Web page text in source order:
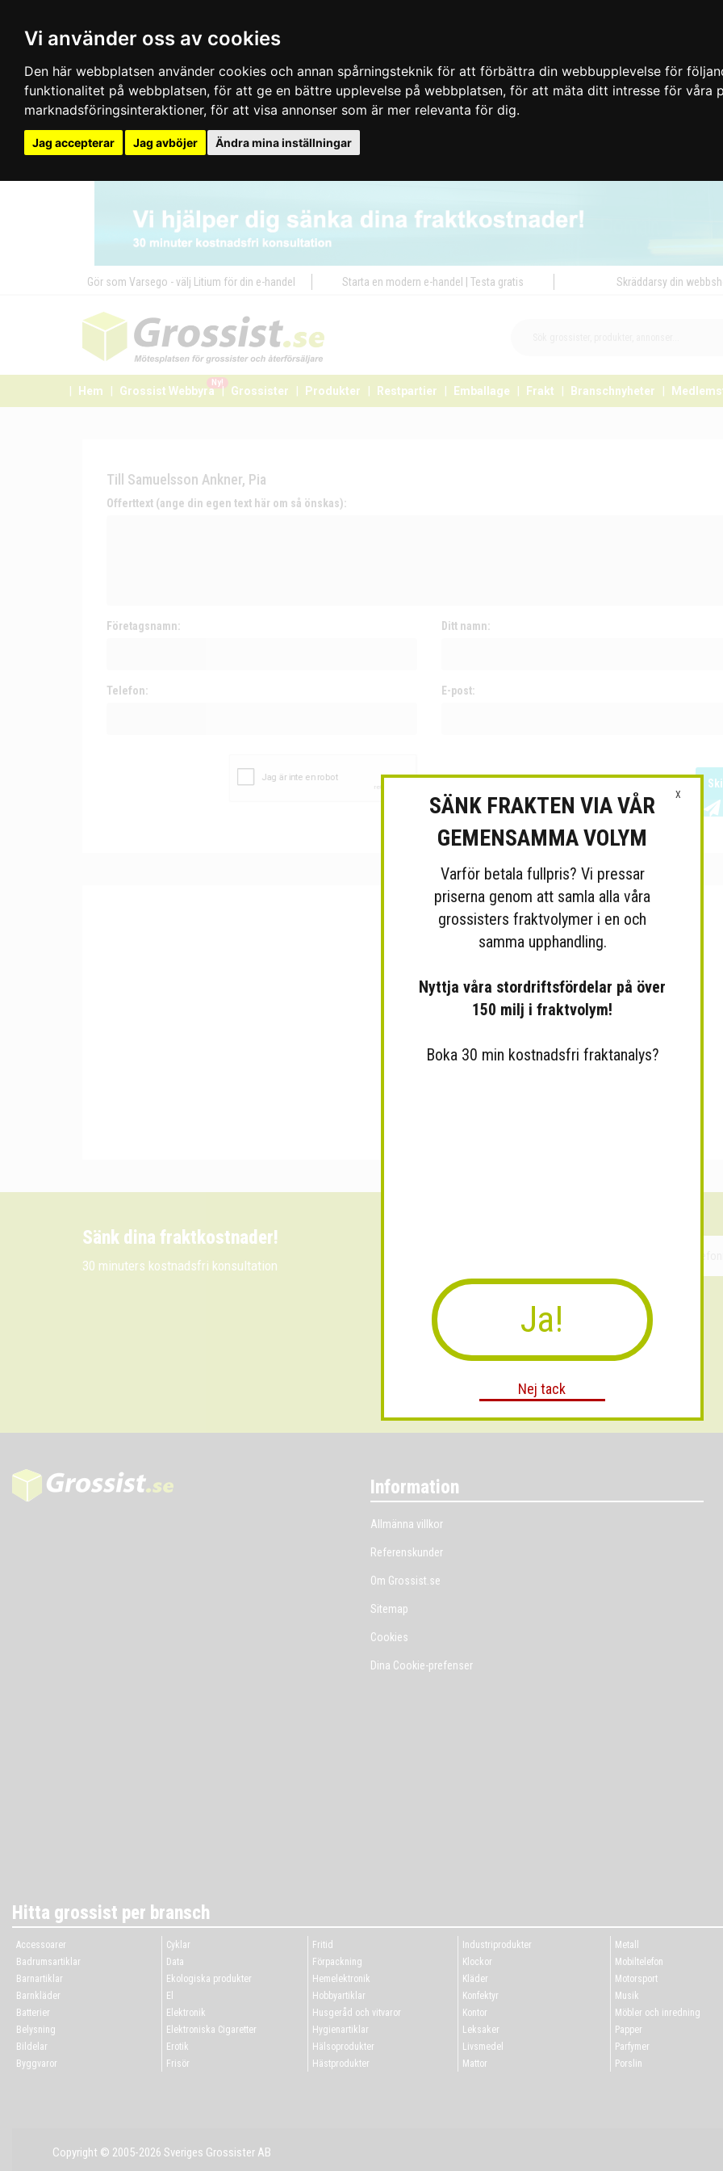
Vi använder oss av cookies
Den här webbplatsen använder cookies och annan spårningsteknik för att förbättra din webbupplevelse för
funktionalitet på webbplatsen, för att ge en bättre upplevelse på webbplatsen, för att mäta ditt intresse för våra
marknadsföringsinteraktioner, för att visa annonser som är mer relevanta för dig.
Jag accepterar Jag avböjer Ändra mina inställningar
Gör som Varsego - välj Litium för din e-handel Starta en modern e-handel | Testa gratis Skräddarsy din
Hem Grossist Webbyrå
Ny!
Grossister Produkter Restpartier Emballage Frakt Branschnyheter
Till Samuelsson Ankner, Pia
Offerttext (ange din egen text här om så önskas):
Företagsnamn: Ditt namn:
Telefon: E-post:
Sänk dina fraktkostnader!
30 minuters kostnadsfri konsultation
Information
Allmänna villkor
Referenskunder
Om Grossist.se
Sitemap
Cookies
Dina Cookie-prefenser
Hitta grossist per bransch
Accessoarer
Badrumsartiklar
Barnartiklar
Barnkläder
Batterier
Belysning
Bildelar
Byggvaror
Cyklar
Data
Ekologiska produkter
El
Elektronik
Elektroniska Cigaretter
Erotik
Frisör
Fritid
Förpackning
Hemelektronik
Hobbyartiklar
Husgeråd och vitvaror
Hygienartiklar
Hälsoprodukter
Hästprodukter
Industriprodukter
Klockor
Kläder
Konfektyr
Kontor
Leksaker
Livsmedel
Mattor
Metall
Mobiltelefon
Motorsport
Musik
Möbler och inredning
Papper
Parfymer
Porslin
X
SÄNK FRAKTEN VIA VÅR
GEMENSAMMA VOLYM
Varför betala fullpris? Vi pressar
priserna genom att samla alla våra
grossisters fraktvolymer i en och
samma upphandling.
Nyttja våra stordriftsfördelar på över
150 milj i fraktvolym!
Boka 30 min kostnadsfri fraktanalys?
Ja!
Nej tack
Copyright © 2005-2026 Sveriges Grossister AB